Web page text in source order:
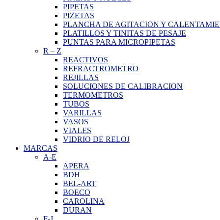
PIPETAS
PIZETAS
PLANCHA DE AGITACION Y
PLATILLOS Y TINITAS DE PESAJE
PUNTAS PARA MICROPIPETAS
R – Z
REACTIVOS
REFRACTROMETRO
REJILLAS
SOLUCIONES DE CALIBRACION
TERMOMETROS
TUBOS
VARILLAS
VASOS
VIALES
VIDRIO DE RELOJ
MARCAS
A-E
APERA
BDH
BEL-ART
BOECO
CAROLINA
DURAN